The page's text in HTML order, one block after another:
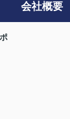
会社概要